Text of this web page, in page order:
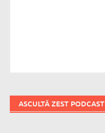
ASCULTĂ ZEST PODCAST